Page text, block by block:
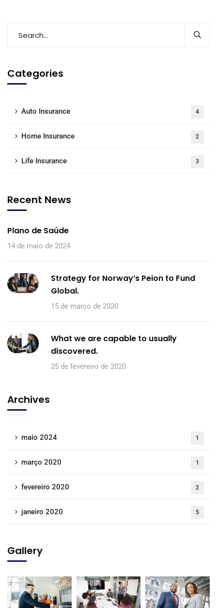
Categories
Auto Insurance 4
Home Insurance 2
Life Insurance 3
Recent News
Plano de Saúde
14 de maio de 2024
Strategy for Norway’s Peion to Fund
Global.
15 de março de 2020
What we are capable to usually
discovered.
25 de fevereiro de 2020
Archives
maio 2024 1
março 2020 1
fevereiro 2020 2
janeiro 2020 5
Gallery